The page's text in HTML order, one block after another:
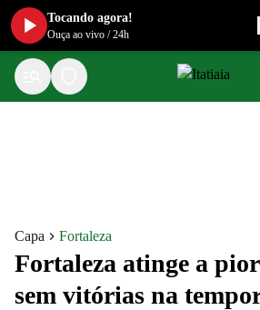
Capa Fortaleza
Fortaleza atinge a
sem vitórias na
Tocando agora!
Ouça ao vivo /24h